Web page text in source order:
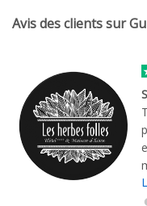
Avis des clients sur